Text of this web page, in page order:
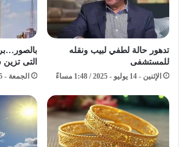
تدهور حالة لطفي لبيب ونقله
للمستشفى
الإثنين - 14 يوليو - 2025 / 1:48 مساءً
التى
الجمعة - 25 يوليو - 2025 / 5:03 مساءً